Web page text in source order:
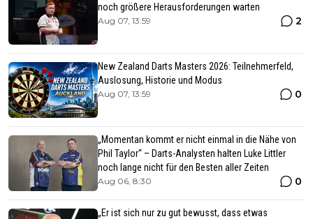
noch größere Herausforderungen warten
Aug 07, 13:59 2
New Zealand Darts Masters 2026: Teilnehmerfeld,
Auslosung, Historie und Modus
Aug 07, 13:59 0
„Momentan kommt er nicht einmal in die Nähe von
Phil Taylor“ – Darts-Analysten halten Luke Littler
noch lange nicht für den Besten aller Zeiten
Aug 06, 8:30 0
„Er ist sich nur zu gut bewusst, dass etwas